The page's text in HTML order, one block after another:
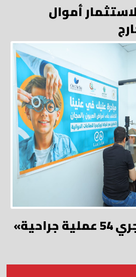
أموال
«صناع الخير» تجري 54 عملية جراحية